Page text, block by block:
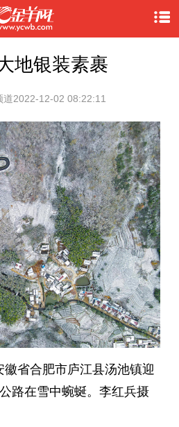
地银装素裹
道2022-12-02 08:22:11
省合肥市庐江县汤池镇迎
路在雪中蜿蜒。李红兵摄